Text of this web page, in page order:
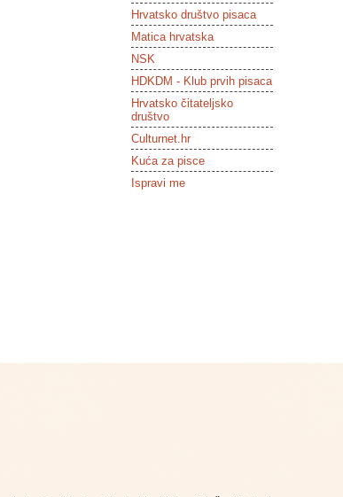
Hrvatsko društvo pisaca
Matica hrvatska
NSK
HDKDM - Klub prvih pisaca
Hrvatsko čitateljsko
društvo
Culturnet.hr
Kuća za pisce
Ispravi me